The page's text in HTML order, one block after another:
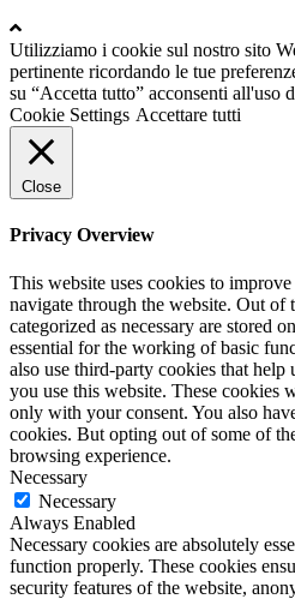
Utilizziamo i cookie sul nostro sito
pertinente ricordando le tue
su “Accetta tutto” acconsenti all'uso
Cookie Settings Accettare tutti
Close
Privacy Overview
This website uses cookies to
navigate through the website. Out of
categorized as necessary are stored
essential for the working of basic
also use third-party cookies that help
you use this website. These cookies
only with your consent. You also
cookies. But opting out of some of
browsing experience.
Necessary
Necessary
Always Enabled
Necessary cookies are absolutely
function properly. These cookies
security features of the website,